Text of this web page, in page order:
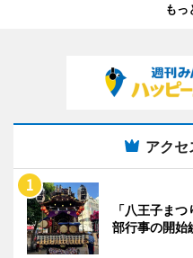
もっ
アクセ
「八王子ま
部行事の開始